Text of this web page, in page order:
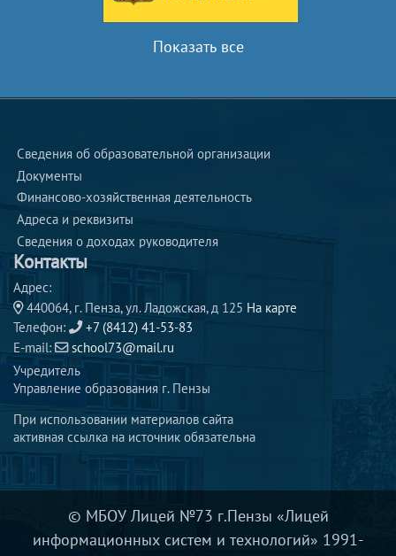
Показать все
Сведения об образовательной организации
Документы
Финансово-хозяйственная деятельность
Адреса и реквизиты
Сведения о доходах руководителя
Контакты
Адрес:
440064, г. Пенза, ул. Ладожская, д 125 На карте
Телефон:
+7 (8412) 41-53-83
E-mail:
school73@mail.ru
Учредитель
Управление образования г. Пензы
При использовании материалов сайта
активная ссылка на источник обязательна
© МБОУ Лицей №73 г.Пензы «Лицей
информационных систем и технологий» 1991-